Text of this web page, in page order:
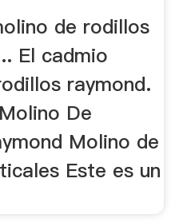
de rodillos
El cadmio
raymond.
De
Molino de
Este es un